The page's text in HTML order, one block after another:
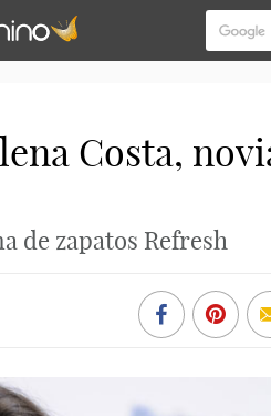
Costa,
de zapatos Refresh